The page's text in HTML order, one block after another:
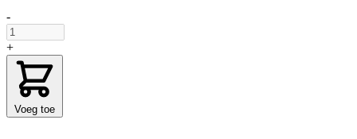
-
+
Voeg toe